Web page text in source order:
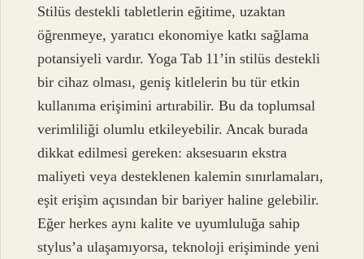
Stilüs destekli tabletlerin eğitime, uzaktan
öğrenmeye, yaratıcı ekonomiye katkı sağlama
potansiyeli vardır. Yoga Tab 11’in stilüs destekli
bir cihaz olması, geniş kitlelerin bu tür etkin
kullanıma erişimini artırabilir. Bu da toplumsal
verimliliği olumlu etkileyebilir. Ancak burada
dikkat edilmesi gereken: aksesuarın ekstra
maliyeti veya desteklenen kalemin sınırlamaları,
eşit erişim açısından bir bariyer haline gelebilir.
Eğer herkes aynı kalite ve uyumluluğa sahip
stylus’a ulaşamıyorsa, teknoloji erişiminde yeni